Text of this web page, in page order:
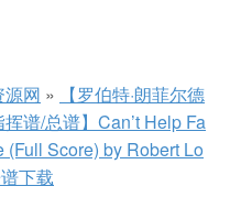
网 »
【罗伯特·朗菲尔德
谱/总谱】Can’t Help Fa
Score) by Robert Lo
下载